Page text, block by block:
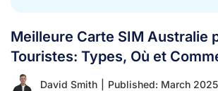
Meilleure Carte SIM Australie
Touristes: Types, Où et
David Smith Published: March 2025